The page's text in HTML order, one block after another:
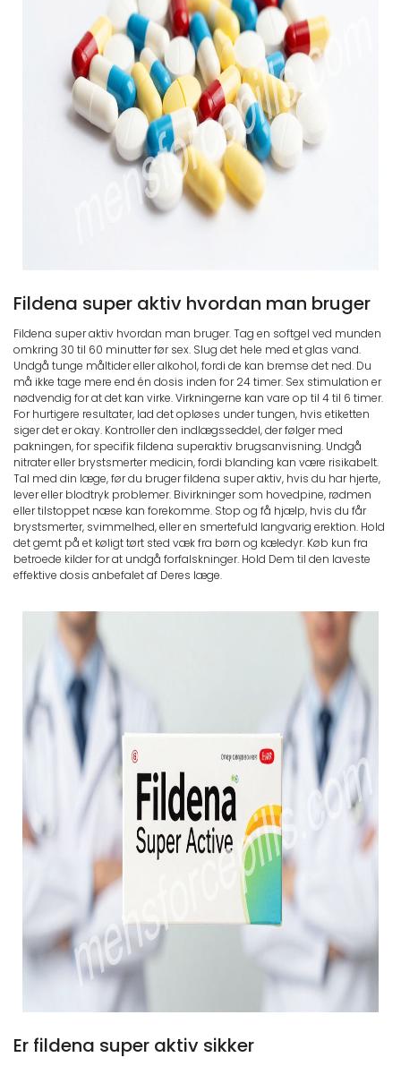
Fildena super aktiv hvordan man bruger
Fildena super aktiv hvordan man bruger. Tag en softgel ved munden
omkring 30 til 60 minutter før sex. Slug det hele med et glas vand.
Undgå tunge måltider eller alkohol, fordi de kan bremse det ned. Du
må ikke tage mere end én dosis inden for 24 timer. Sex stimulation er
nødvendig for at det kan virke. Virkningerne kan vare op til 4 til 6 timer.
For hurtigere resultater, lad det opløses under tungen, hvis etiketten
siger det er okay. Kontroller den indlægsseddel, der følger med
pakningen, for specifik fildena superaktiv brugsanvisning. Undgå
nitrater eller brystsmerter medicin, fordi blanding kan være risikabelt.
Tal med din læge, før du bruger fildena super aktiv, hvis du har hjerte,
lever eller blodtryk problemer. Bivirkninger som hovedpine, rødmen
eller tilstoppet næse kan forekomme. Stop og få hjælp, hvis du får
brystsmerter, svimmelhed, eller en smertefuld langvarig erektion. Hold
det gemt på et køligt tørt sted væk fra børn og kæledyr. Køb kun fra
betroede kilder for at undgå forfalskninger. Hold Dem til den laveste
effektive dosis anbefalet af Deres læge.
Er fildena super aktiv sikker